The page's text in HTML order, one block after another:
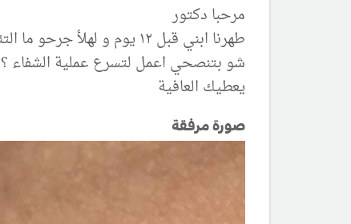
مرحبا دكتور
طهرنا ابني قبل ١٢ يوم و لهلأ جرحو ما التئم و في انتفاخ تحت رأس القضيب و حاسة إنو القضيب صاير مايل لفوق. هالشي طبيعي؟
شو بتنصحي اعمل لتسرع عملية الشفاء ؟
يعطيك العافية
صورة مرفقة